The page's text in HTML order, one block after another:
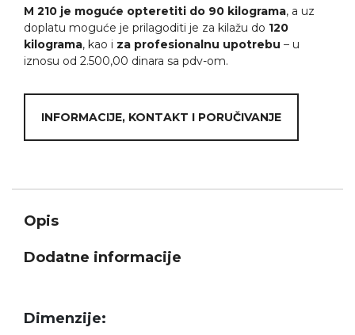
M 210 je moguće opteretiti do 90 kilograma, a uz
doplatu moguće je prilagoditi je za kilažu do 120
kilograma, kao i za profesionalnu upotrebu – u
iznosu od 2.500,00 dinara sa pdv-om.
INFORMACIJE, KONTAKT I PORUČIVANJE
Opis
Dodatne informacije
Dimenzije: